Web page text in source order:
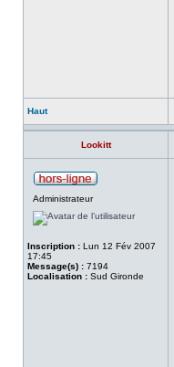
Haut
Lookitt
Administrateur
Inscription : Lun 12 Fév 2007
17:45
Message(s) : 7194
Localisation : Sud Gironde